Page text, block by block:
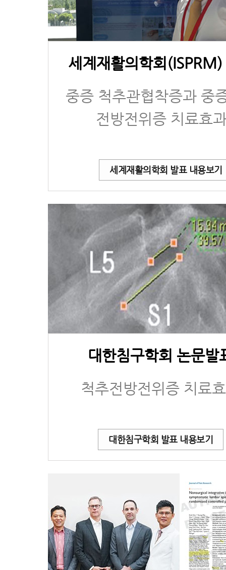
세계재활의학회
중증 척추관협착증과 중
전방전위증 치료효
세계재활의학회 발표 내용보기
대한침구학회 논문발
척추전방전위증 치료
대한침구학회 발표 내용보기